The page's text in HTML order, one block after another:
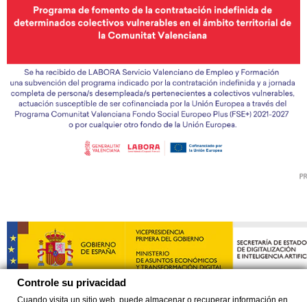
Controle su privacidad
Cuando visita un sitio web, puede almacenar o recuperar información en